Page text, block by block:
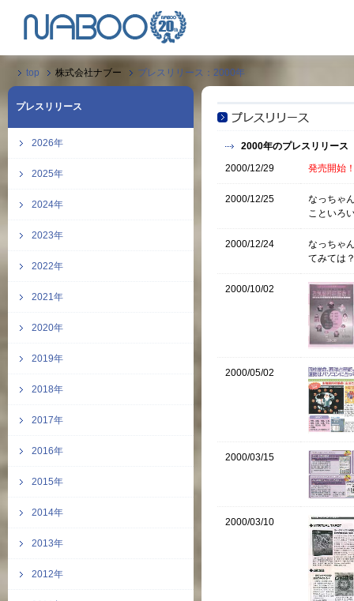
top 株式会社ナブー プレスリリース：2000年
プレスリリース
2026年
2025年
2024年
2023年
2022年
2021年
2020年
2019年
2018年
2017年
2016年
2015年
2014年
2013年
2012年
2000年のプレスリリース
2000/12/29
発売開始
2000/12/25
なっちゃ
こといろ
2000/12/24
なっちゃ
てみては
2000/10/02
2000/05/02
2000/03/15
2000/03/10